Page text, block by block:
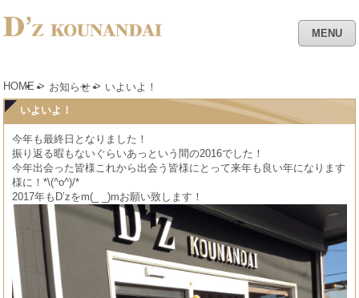
MENU
HOME > お知らせ > いよいよ！
いよいよ！
今年も最終日となりました！
振り返る暇もないぐらいあっという間の2016でした！
今年出会った皆様これから出会う皆様にとって来年も良い年になります
様に！*\(^o^)/*
2017年もD’zをm(_ _)mお願い致します！